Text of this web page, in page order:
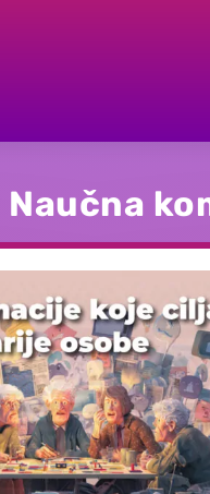
Naučna